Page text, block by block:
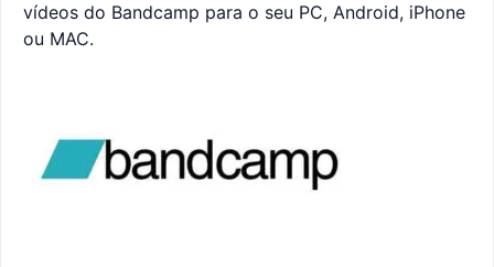
vídeos do Bandcamp para o seu PC, Android, iPhone
ou MAC.